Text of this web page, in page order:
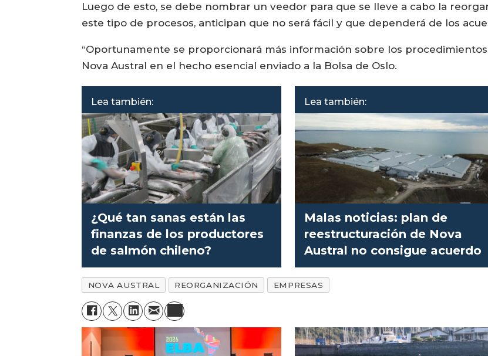
Luego de esto, se debe nombrar un veedor para que se lleve a cabo la
este tipo de procesos, anticipan que no será fácil y que dependerá de los
“Oportunamente se proporcionará más información sobre los
Nova Austral en el hecho esencial enviado a la Bolsa de Oslo.
Lea también:
¿Qué tan sanas están las
finanzas de los productores
de salmón chileno?
Lea también:
Malas noticias: plan de
reestructuración de Nova
Austral no consigue acuerdo
NOVA AUSTRAL REORGANIZACIÓN EMPRESAS